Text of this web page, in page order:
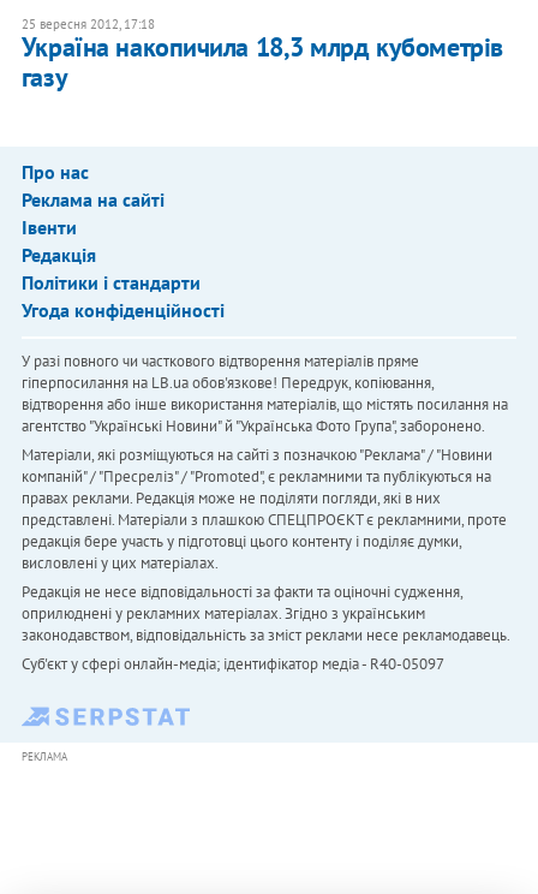
25 вересня 2012, 17:18
Україна накопичила 18,3 млрд кубометрів
газу
Про нас
Реклама на сайті
Івенти
Редакція
Політики і стандарти
Угода конфіденційності
У разі повного чи часткового відтворення матеріалів пряме
гіперпосилання на LB.ua обов'язкове! Передрук, копіювання,
відтворення або інше використання матеріалів, що містять посилання на
агентство "Українськi Новини" й "Українська Фото Група", заборонено.
Матеріали, які розміщуються на сайті з позначкою "Реклама" / "Новини
компаній" / "Пресреліз" / "Promoted", є рекламними та публікуються на
правах реклами. Редакція може не поділяти погляди, які в них
представлені. Матеріали з плашкою СПЕЦПРОЄКТ є рекламними, проте
редакція бере участь у підготовці цього контенту і поділяє думки,
висловлені у цих матеріалах.
Редакція не несе відповідальності за факти та оціночні судження,
оприлюднені у рекламних матеріалах. Згідно з українським
законодавством, відповідальність за зміст реклами несе рекламодавець.
Cуб'єкт у сфері онлайн-медіа; ідентифікатор медіа - R40-05097
РЕКЛАМА